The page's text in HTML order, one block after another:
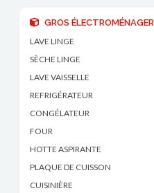
GROS ÉLECTROMÉNAGER
LAVE LINGE
SÈCHE LINGE
LAVE VAISSELLE
REFRIGÉRATEUR
CONGÉLATEUR
FOUR
HOTTE ASPIRANTE
PLAQUE DE CUISSON
CUISINIÈRE